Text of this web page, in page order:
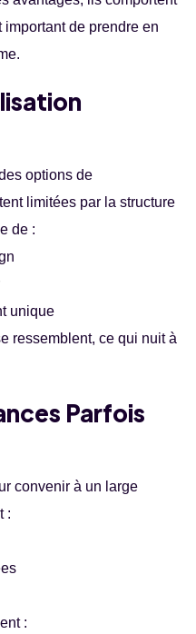
important de prendre en
options de
limitées par la structure
de :
unique
ressemblent, ce qui nuit à
Parfois
convenir à un large
:
: